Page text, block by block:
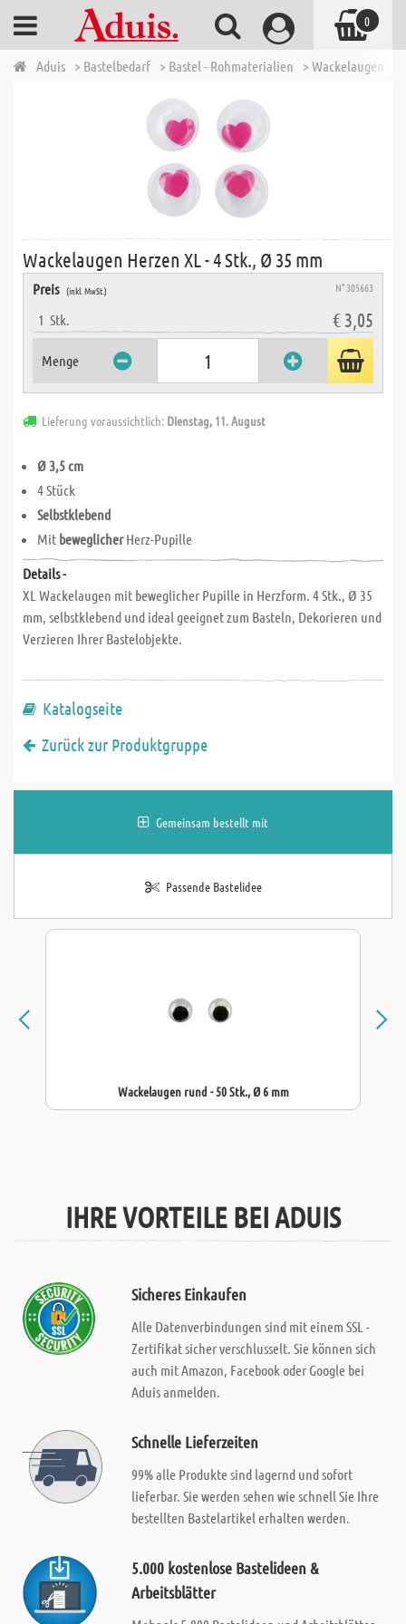
Aduis > Bastelbedarf > Bastel - Rohmaterialien > Wackelaugen
Wackelaugen Herzen XL - 4 Stk., Ø 35 mm
Preis (inkl. MwSt.) N° 305663
1 Stk. € 3,05
Menge
Lieferung voraussichtlich: Dienstag, 11. August
Ø 3,5 cm
4 Stück
Selbstklebend
Mit beweglicherHerz-Pupille
Details -
XL Wackelaugen mit beweglicher Pupille in Herzform. 4 Stk., Ø 35
mm, selbstklebend und ideal geeignet zum Basteln, Dekorieren und
Verzieren Ihrer Bastelobjekte.
Katalogseite
Zurück zur Produktgruppe
Gemeinsam bestellt mit
Passende Bastelidee
Wackelaugen rund - 50 Stk., Ø 6 mm
IHRE VORTEILE BEI ADUIS
Sicheres Einkaufen
Alle Datenverbindungen sind mit einem SSL -
Zertifikat sicher verschlusselt. Sie können sich
auch mit Amazon, Facebook oder Google bei
Aduis anmelden.
Schnelle Lieferzeiten
99% alle Produkte sind lagernd und sofort
lieferbar. Sie werden sehen wie schnell Sie Ihre
bestellten Bastelartikel erhalten werden.
5.000 kostenlose Bastelideen &
Arbeitsblätter
0